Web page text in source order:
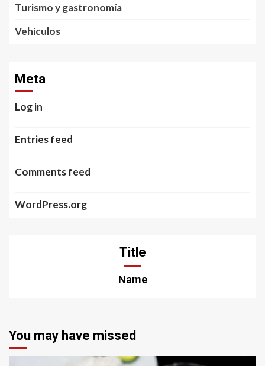
Turismo y gastronomía
Vehículos
Meta
Log in
Entries feed
Comments feed
WordPress.org
Title
Name
You may have missed